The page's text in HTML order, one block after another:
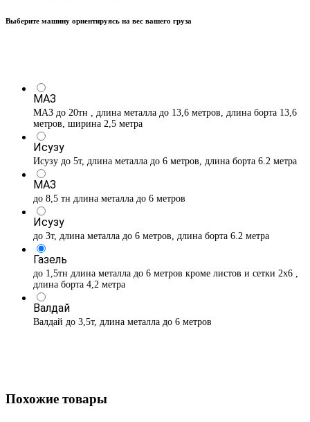
Выберите машину ориентируясь на вес вашего груза
МАЗ
МАЗ до 20тн , длина металла до 13,6 метров, длина борта 13,6
метров, ширина 2,5 метра
Исузу
Исузу до 5т, длина металла до 6 метров, длина борта 6.2 метра
МАЗ
до 8,5 тн длина металла до 6 метров
Исузу
до 3т, длина металла до 6 метров, длина борта 6.2 метра
Газель
до 1,5тн длина металла до 6 метров кроме листов и сетки 2х6 ,
длина борта 4,2 метра
Валдай
Валдай до 3,5т, длина металла до 6 метров
Похожие товары